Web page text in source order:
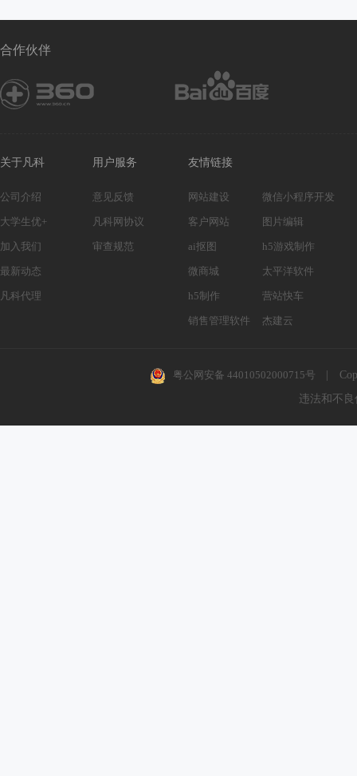
合作伙伴
关于凡科
公司介绍
大学生优+
加入我们
最新动态
凡科代理
用户服务
意见反馈
凡科网协议
审查规范
友情链接
网站建设 微信小程序开发
客户网站 图片编辑
ai抠图 h5游戏制作
微商城 太平洋软件
h5制作 营站快车
销售管理软件 杰建云
粤公网安备 44010502000715号
违法和不良